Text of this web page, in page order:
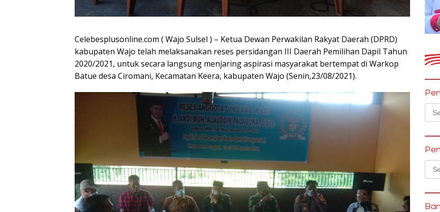
Celebesplusonline.com ( Wajo Sulsel ) – Ketua Dewan Perwakilan Rakyat Daerah (DPRD)
kabupaten Wajo telah melaksanakan reses persidangan III Daerah Pemilihan Dapil Tahun
2020/2021, untuk secara langsung menjaring aspirasi masyarakat bertempat di Warkop
Batue desa Ciromani, Kecamatan Keera, kabupaten Wajo (Senin,23/08/2021).
for:
for: